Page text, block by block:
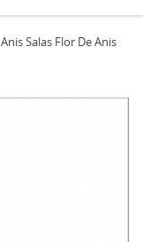
Anis Salas Flor De Anis